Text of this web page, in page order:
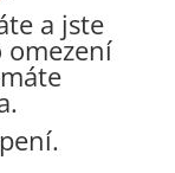
a jste
omezení